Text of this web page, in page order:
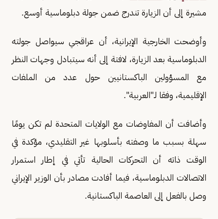
مشيرة إلى أن الزيارة تندرج ضمن جولة دبلوماسية أوسع.
وأوضحت الخارجية الإيرانية، أن عراقجي سيواصل جولته
الدبلوماسية بعد الزيارة، لافتة إلى أنه سيتبادل وجهات النظر
مع المسؤولين الباكستانيين حول عدد من الملفات
الإقليمية، وفقا لـ"العربية".
وأضافت أن المفاوضات مع الولايات المتحدة لم تكن يومًا
سهلة بسبب ما وصفته بأسلوبها غير التقليدي، مؤكدة في
الوقت ذاته أن التحركات الحالية تأتي في إطار استمرار
الاتصالات الدبلوماسية، فيما أفادت مصادر بأن الوزير الإيراني
وصل بالفعل إلى العاصمة الباكستانية.